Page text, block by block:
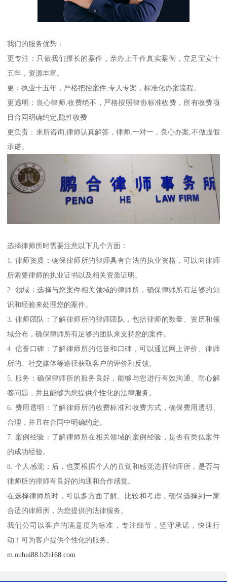
我们的服务优势：
更专注：只做我们擅长的案件，亲办上千件真实案例，立足宝安十
五年，资源丰富。
更：执业十五年，严格把控案件,专人专案，标准化办案流程。
更透明：良心律师,收费绝不，严格按照律协标准收费，所有收费项
目合同明确约定,隐性收费
更负责：来所咨询,律师认真解答，律师,一对一，良心办案,不做虚假
承诺。
选择律师所时需要注意以下几个方面：
1. 律师资质：确保律师所的律师具有合法的执业资格，可以向律师
所索要律师的执业证书以及相关资质证明。
2. 领域：选择与您案件相关领域的律师所，确保律师所有足够的知
识和经验来处理您的案件。
3. 律师团队：了解律师所的律师团队，包括律师的数量、资历和领
域分布，确保律师所有足够的团队来支持您的案件。
4. 信誉口碑：了解律师所的信誉和口碑，可以通过网上评价、律师
所的、社交媒体等途径获取客户的评价和反馈。
5. 服务：确保律师所的服务良好，能够与您进行有效沟通、耐心解
答问题，并且能够为您提供个性化的法律服务。
6. 费用透明：了解律师所的收费标准和收费方式，确保费用透明、
合理，并且在合同中明确约定。
7. 案例经验：了解律师所在相关领域的案例经验，是否有类似案件
的成功经验。
8. 个人感觉：后，也要根据个人的直觉和感觉选择律师所，是否与
律师所的律师有良好的沟通和合作感觉。
在选择律师所时，可以多方面了解、比较和考虑，确保选择到一家
合适的律师所，为您提供的法律服务。
我们公司以客户的满意度为标准，专注细节，坚守承诺，快速行
动！可为客户提供个性化的服务。
m.ouhui88.b2b168.com